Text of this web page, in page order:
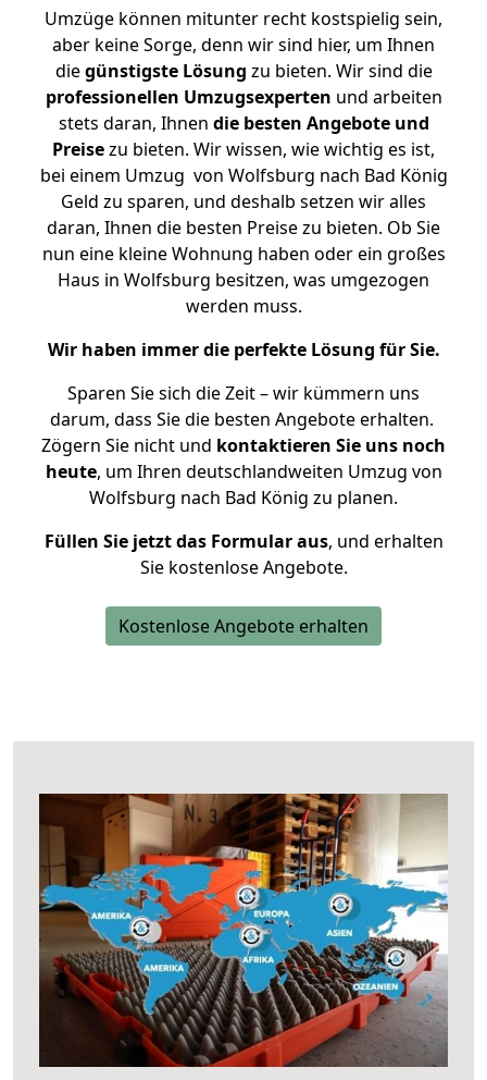
Umzüge können mitunter recht kostspielig sein,
aber keine Sorge, denn wir sind hier, um Ihnen
diegünstigste Lösung zu bieten. Wir sind die
professionellen Umzugsexperten und arbeiten
stets daran, Ihnen die besten Angebote und
Preisezu bieten. Wir wissen, wie wichtig es ist,
bei einem Umzug von Wolfsburg nach Bad König
Geld zu sparen, und deshalb setzen wir alles
daran, Ihnen die besten Preise zu bieten. Ob Sie
nun eine kleine Wohnung haben oder ein großes
Haus in Wolfsburg besitzen, was umgezogen
werden muss.
Wir haben immer die perfekte Lösung für Sie.
Sparen Sie sich die Zeit – wir kümmern uns
darum, dass Sie die besten Angebote erhalten.
Zögern Sie nicht und kontaktieren Sie uns noch
heute, um Ihren deutschlandweiten Umzug von
Wolfsburg nach Bad König zu planen.
Füllen Sie jetzt das Formular aus, und erhalten
Sie kostenlose Angebote.
Kostenlose Angebote erhalten